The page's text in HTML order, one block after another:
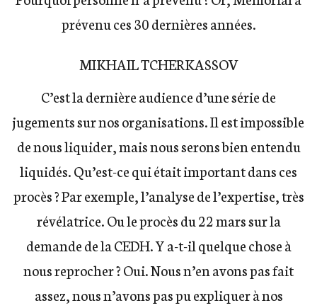
prévenu ces 30 dernières années.
MIKHAIL TCHERKASSOV
C’est la dernière audience d’une série de
jugements sur nos organisations. Il est impossible
de nous liquider, mais nous serons bien entendu
liquidés. Qu’est-ce qui était important dans ces
procès ? Par exemple, l’analyse de l’expertise, très
révélatrice. Ou le procès du 22 mars sur la
demande de la CEDH. Y a-t-il quelque chose à
nous reprocher ? Oui. Nous n’en avons pas fait
assez, nous n’avons pas pu expliquer à nos